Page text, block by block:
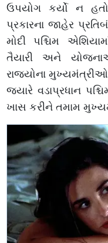
ઉપયોગ કર્યો ન
પ્રકારના જાહેર
મોદી પશ્ચિમ
તૈયારી અને
રાજ્યોના
જ્યારે વડાપ્રધાન
ખાસ કરીને તમામ